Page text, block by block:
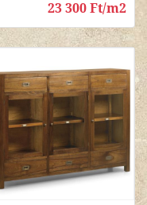
23 300 Ft/m2